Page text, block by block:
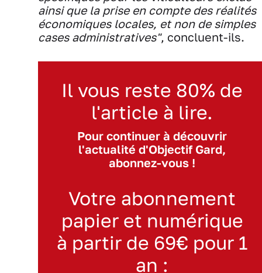
ainsi que la prise en compte des réalités
économiques locales, et non de simples
cases administratives", concluent-ils.
Il vous reste 80% de
l'article à lire.
Pour continuer à découvrir
l'actualité d'Objectif Gard,
abonnez-vous !
Votre abonnement
papier et numérique
à partir de 69€ pour 1
an :